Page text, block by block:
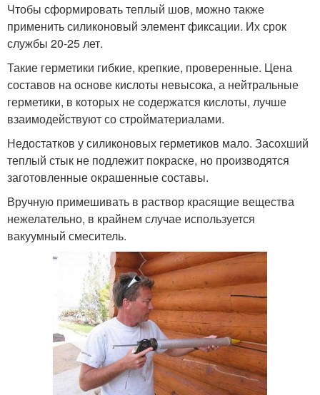
Чтобы сформировать теплый шов, можно также
применить силиконовый элемент фиксации. Их срок
службы 20-25 лет.
Такие герметики гибкие, крепкие, проверенные. Цена
составов на основе кислоты невысока, а нейтральные
герметики, в которых не содержатся кислоты, лучше
взаимодействуют со стройматериалами.
Недостатков у силиконовых герметиков мало. Засохший
теплый стык не подлежит покраске, но производятся
заготовленные окрашенные составы.
Вручную примешивать в раствор красящие вещества
нежелательно, в крайнем случае используется
вакуумный смеситель.